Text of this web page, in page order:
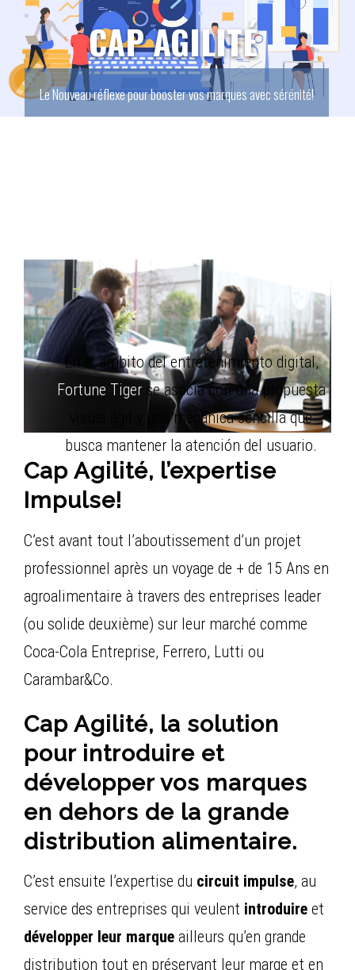
L'opportunité de multiplier les points de contacts avec le consommateur!
Cap Agilité, l’expertise
Impulse!
C’est avant tout l’aboutissement d’un projet
professionnel après un voyage de + de 15 Ans en
agroalimentaire à travers des entreprises leader
(ou solide deuxième) sur leur marché comme
Coca-Cola Entreprise, Ferrero, Lutti ou
Carambar&Co.
Cap Agilité, la solution
pour introduire et
développer vos marques
en dehors de la grande
distribution alimentaire.
C’est ensuite l’expertise du circuit impulse, au
service des entreprises qui veulent introduire et
développer leur marque ailleurs qu’en grande
distribution tout en préservant leur marge et en
En el ámbito del entretenimiento digital,
Fortune Tigerse asocia con una propuesta
visual ágil y una mecánica sencilla que
busca mantener la atención del usuario.